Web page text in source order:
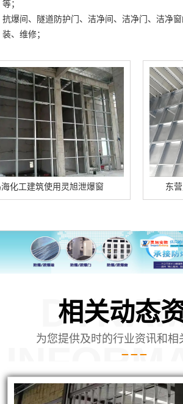
等；
抗爆间、隧道防护门、洁净间、洁净门、洁净
装、维修；
使用灵旭泄爆窗 东营灵旭泄
相关动态
为您提供及时的行业资讯和相